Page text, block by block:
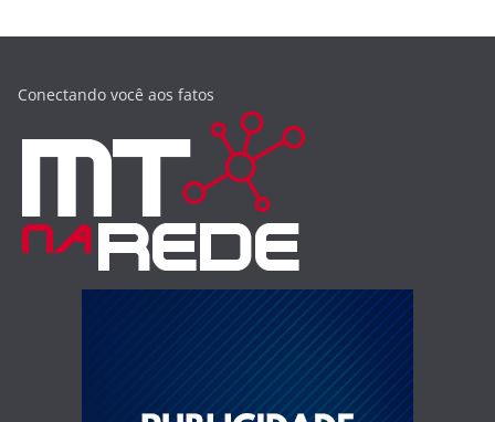
Conectando você aos fatos